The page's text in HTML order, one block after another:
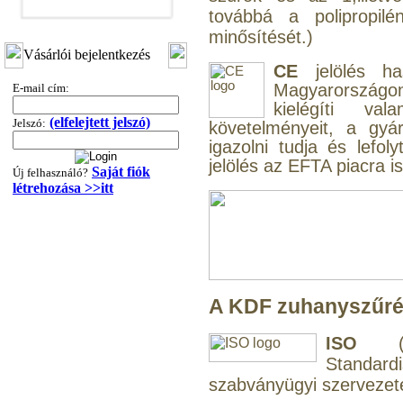
3/8"x1/4"x3/8", Quick
320,-Ft
---------
Vásárlói bejelentkezés
E-mail cím:
Jelszó: (elfelejtett jelszó)
Új felhasználó? Saját fiók
létrehozása >>itt
továbbá a
minősítését.)
CE jelölés
kielégíti
követelményeit, a
igazolni tudja és
jelölés az EFTA piacra
A KDF
ISO
szabványügyi